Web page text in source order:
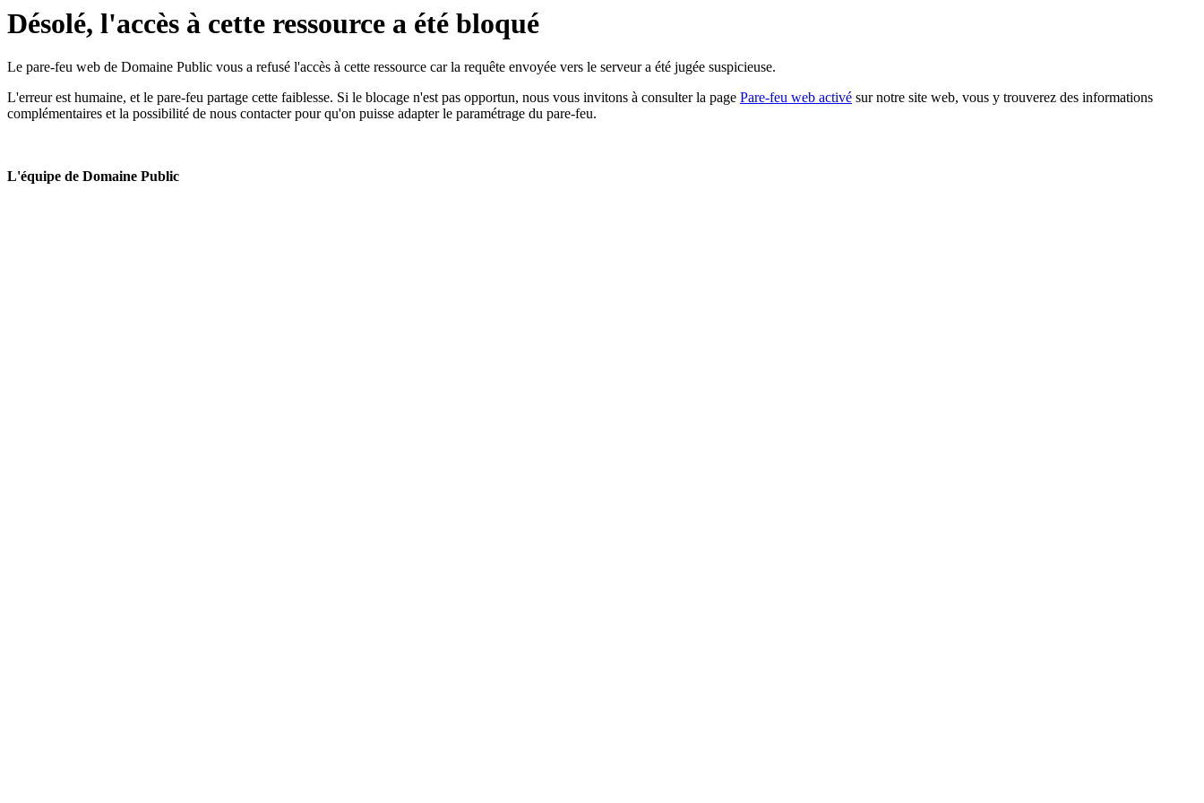
Désolé, l'accès à cette ressource a été bloqué
Le pare-feu web de Domaine Public vous a refusé l'accès à cette ressource car la requête envoyée vers le serveur a été jugée suspicieuse.
L'erreur est humaine, et le pare-feu partage cette faiblesse. Si le blocage n'est pas opportun, nous vous invitons à consulter la page Pare-feu web activé sur notre site web, vous y trouverez des informations
complémentaires et la possibilité de nous contacter pour qu'on puisse adapter le paramétrage du pare-feu.
L'équipe de Domaine Public